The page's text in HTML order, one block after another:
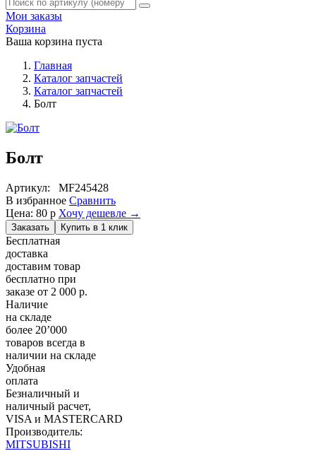
Мои заказы
Корзина
Ваша корзина пуста
Главная
Каталог запчастей
Каталог запчастей
Болт
Болт
Артикул: MF245428
В избранное Сравнить
Цена: 80 р Хочу дешевле →
Заказать Купить в 1 клик
Бесплатная
доставка
доставим товар
бесплатно при
заказе от 2 000 р.
Наличие
на складе
более 20’000
товаров всегда в
наличии на складе
Удобная
оплата
Безналичный и
наличный расчет,
VISA и MASTERCARD
Производитель:
MITSUBISHI